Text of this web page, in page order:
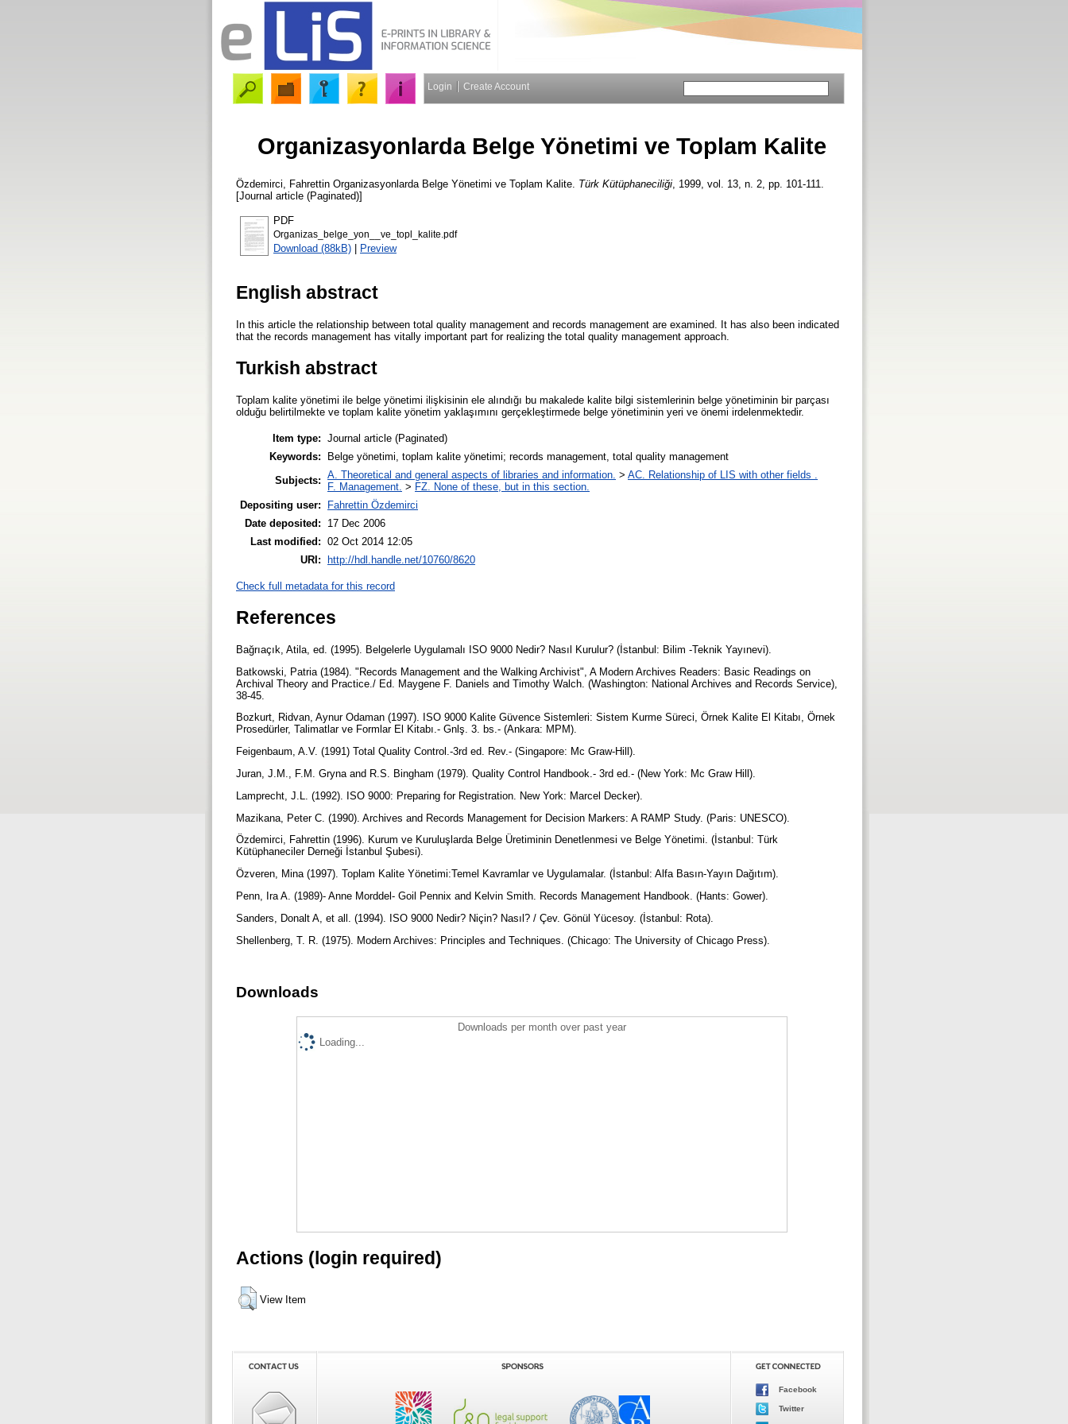
Login Create Account
Organizasyonlarda Belge Yönetimi ve Toplam Kalite
Özdemirci, Fahrettin Organizasyonlarda Belge Yönetimi ve Toplam Kalite. Türk Kütüphaneciliği , 1999, vol. 13, n. 2, pp. 101-111.
[Journal article (Paginated)]
PDF
Organizas_belge_yon__ve_topl_kalite.pdf
Download (88kB) | Preview
English abstract
In this article the relationship between total quality management and records management are examined. It has also been indicated
that the records management has vitally important part for realizing the total quality management approach.
Turkish abstract
Toplam kalite yönetimi ile belge yönetimi ilişkisinin ele alındığı bu makalede kalite bilgi sistemlerinin belge yönetiminin bir parçası
olduğu belirtilmekte ve toplam kalite yönetim yaklaşımını gerçekleştirmede belge yönetiminin yeri ve önemi irdelenmektedir.
Item type: Journal article (Paginated)
Keywords:
Belge yönetimi, toplam kalite yönetimi; records management, total quality management
Subjects: A. Theoretical and general aspects of libraries and information. > AC. Relationship of LIS with other fields .
F. Management. > FZ. None of these, but in this section.
Depositing user:
Fahrettin Özdemirci
Date deposited:
17 Dec 2006
Last modified: 02 Oct 2014 12:05
URI:
http://hdl.handle.net/10760/8620
Check full metadata for this record
References
Bağrıaçık, Atila, ed. (1995). Belgelerle Uygulamalı ISO 9000 Nedir? Nasıl Kurulur? (İstanbul: Bilim -Teknik Yayınevi).
Batkowski, Patria (1984). "Records Management and the Walking Archivist", A Modern Archives Readers: Basic Readings on
Archival Theory and Practice./ Ed. Maygene F. Daniels and Timothy Walch. (Washington: National Archives and Records Service),
38-45.
Bozkurt, Ridvan, Aynur Odaman (1997). ISO 9000 Kalite Güvence Sistemleri: Sistem Kurme Süreci, Örnek Kalite El Kitabı, Örnek
Prosedürler, Talimatlar ve Formlar El Kitabı.- Gnlş. 3. bs.- (Ankara: MPM).
Feigenbaum, A.V. (1991) Total Quality Control.-3rd ed. Rev.- (Singapore: Mc Graw-Hill).
Juran, J.M., F.M. Gryna and R.S. Bingham (1979). Quality Control Handbook.- 3rd ed.- (New York: Mc Graw Hill).
Lamprecht, J.L. (1992). ISO 9000: Preparing for Registration. New York: Marcel Decker).
Mazikana, Peter C. (1990). Archives and Records Management for Decision Markers: A RAMP Study. (Paris: UNESCO).
Özdemirci, Fahrettin (1996). Kurum ve Kuruluşlarda Belge Üretiminin Denetlenmesi ve Belge Yönetimi. (İstanbul: Türk
Kütüphaneciler Derneği İstanbul Şubesi).
Özveren, Mina (1997). Toplam Kalite Yönetimi:Temel Kavramlar ve Uygulamalar. (İstanbul: Alfa Basın-Yayın Dağıtım).
Penn, Ira A. (1989)- Anne Morddel- Goil Pennix and Kelvin Smith. Records Management Handbook. (Hants: Gower).
Sanders, Donalt A, et all. (1994). ISO 9000 Nedir? Niçin? Nasıl? / Çev. Gönül Yücesoy. (İstanbul: Rota).
Shellenberg, T. R. (1975). Modern Archives: Principles and Techniques. (Chicago: The University of Chicago Press).
Downloads
Downloads per month over past year
Loading...
Actions (login required)
View Item
Facebook
Twitter